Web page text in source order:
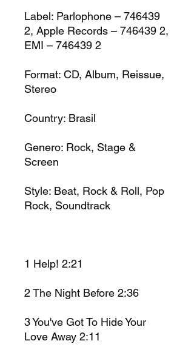
Label: Parlophone – 746439
2, Apple Records – 746439 2,
EMI – 746439 2
Format: CD, Album, Reissue,
Stereo
Country: Brasil
Genero: Rock, Stage &
Screen
Style: Beat, Rock & Roll, Pop
Rock, Soundtrack
1 Help! 2:21
2 The Night Before 2:36
3You've Got To Hide Your
Love Away 2:11